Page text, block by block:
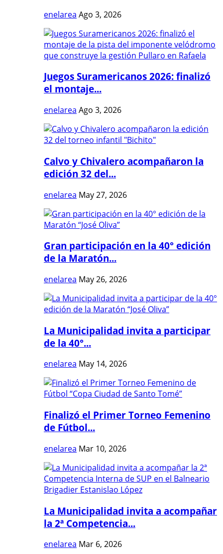
enelarea Ago 3, 2026
Juegos Suramericanos 2026: finalizó
el montaje...
enelarea Ago 3, 2026
Calvo y Chivalero acompañaron la
edición 32 del...
enelarea May 27, 2026
Gran participación en la 40° edición
de la Maratón...
enelarea May 26, 2026
La Municipalidad invita a participar
de la 40°...
enelarea May 14, 2026
Finalizó el Primer Torneo Femenino
de Fútbol...
enelarea Mar 10, 2026
La Municipalidad invita a acompañar
la 2ª Competencia...
enelarea Mar 6, 2026